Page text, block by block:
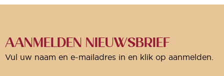
AANMELDEN NIEUWSBRIEF
Vul uw naam en e-mailadres in en klik op aanmelden.